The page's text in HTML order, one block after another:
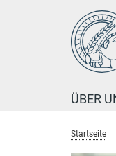
ÜBER
Startseite